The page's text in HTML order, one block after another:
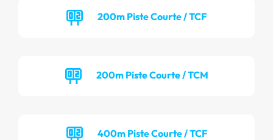
200m Piste Courte / TCF
200m Piste Courte / TCM
400m Piste Courte / TCF